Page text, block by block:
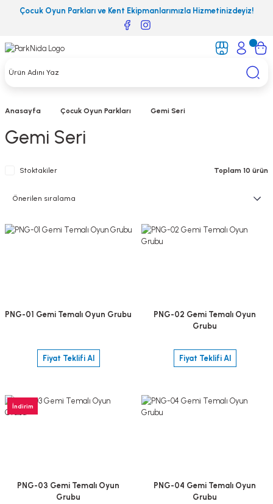
Çocuk Oyun Parkları ve Kent Ekipmanlarımızla Hizmetinizdeyiz!
Anasayfa Çocuk Oyun Parkları Gemi Seri
Gemi Seri
Stoktakiler Toplam 10 ürün
PNG-01 Gemi Temalı Oyun Grubu
Fiyat Teklifi Al
PNG-02 Gemi Temalı Oyun
Grubu
Fiyat Teklifi Al
İndirim
PNG-03 Gemi Temalı Oyun
Grubu
PNG-04 Gemi Temalı Oyun
Grubu